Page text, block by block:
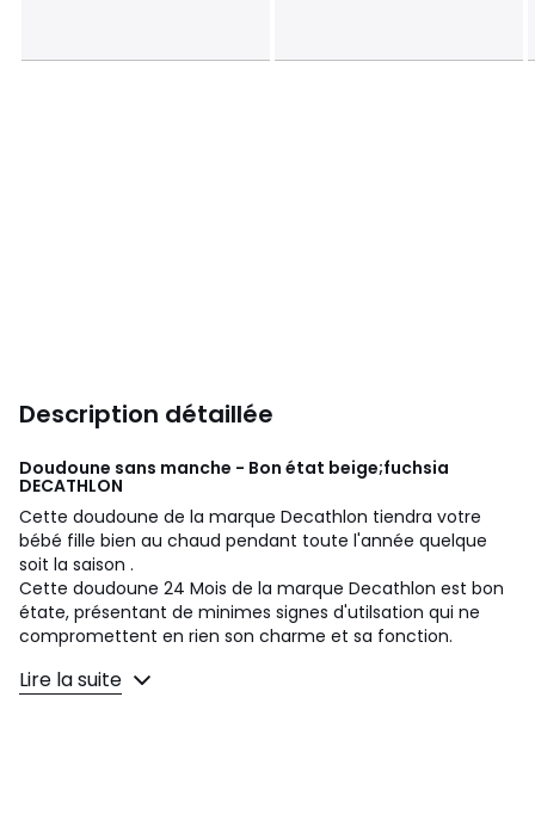
Description détaillée
Doudoune sans manche - Bon état beige;fuchsia
DECATHLON
Cette doudoune de la marque Decathlon tiendra votre
bébé fille bien au chaud pendant toute l'année quelque
soit la saison .
Cette doudoune 24 Mois de la marque Decathlon est bon
étate, présentant de minimes signes d'utilsation qui ne
compromettent en rien son charme et sa fonction.
Faire le choix d'une doudoune Decathlon de couleur Beige
Lire la suite